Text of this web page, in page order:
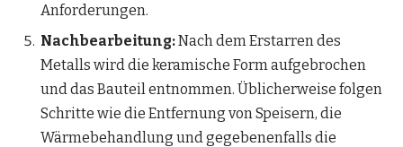
Anforderungen.
Nachbearbeitung:Nach dem Erstarren des
Metalls wird die keramische Form aufgebrochen
und das Bauteil entnommen. Üblicherweise folgen
Schritte wie die Entfernung von Speisern, die
Wärmebehandlung und gegebenenfalls die